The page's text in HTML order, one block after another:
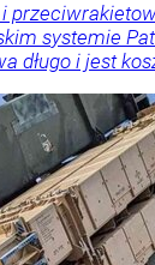
systemie
długo i jest